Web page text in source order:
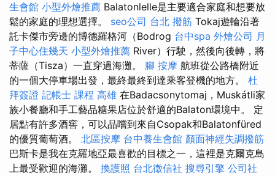
生會館 小型外燴推薦 Balatonlelle是主要適合家庭和想要放
鬆的家庭的理想選擇。 seo公司 台北 撥筋 Tokaj遊輪沿著
託卡傑市旁邊的博德羅格河（Bodrog 台中spa 外燴公司 月
子中心住幾天 小型外燴推薦 River）行駛，然後向後轉，將
蒂薩（Tisza）一直穿過海灘。 腳 按摩 航班從公路橋附近
的一個大停車場出發，最終最終到達乘客登機的地方。 杜
拜簽證 記帳士 課程 高雄 在Badacsonytomaj，Muskátli家
族小餐廳和手工藝品糖果店位於舒適的Balaton環境中。 定
居點有許多酒窖，可以品嚐到來自Csopak和Balatonfüred
的優質葡萄酒。 北區按摩 台中養生會館 顏面神經失調撥筋
巴斯卡是我在克羅地亞最喜歡的目標之一，這裡是克爾克島
上最受歡迎的海灘。 換護照 台北徵信社 搜尋引擎 公司社